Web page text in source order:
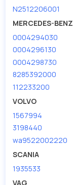
N2512206001
MERCEDES-BENZ
0004294030
0004296130
0004298730
8285392000
112233200
VOLVO
1567994
3198440
wa9522002220
SCANIA
1935533
VAG